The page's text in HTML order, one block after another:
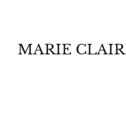
MARIE